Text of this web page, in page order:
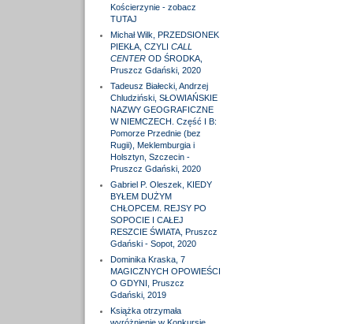
Kościerzynie - zobacz
TUTAJ
Michał Wilk, PRZEDSIONEK
PIEKŁA, CZYLI CALL
CENTEROD ŚRODKA,
Pruszcz Gdański, 2020
Tadeusz Białecki, Andrzej
Chludziński, SŁOWIAŃSKIE
NAZWY GEOGRAFICZNE
W NIEMCZECH. Część I B:
Pomorze Przednie (bez
Rugii), Meklemburgia i
Holsztyn, Szczecin -
Pruszcz Gdański, 2020
Gabriel P. Oleszek, KIEDY
BYŁEM DUŻYM
CHŁOPCEM. REJSY PO
SOPOCIE I CAŁEJ
RESZCIE ŚWIATA, Pruszcz
Gdański - Sopot, 2020
Dominika Kraska, 7
MAGICZNYCH OPOWIEŚCI
O GDYNI, Pruszcz
Gdański, 2019
Książka otrzymała